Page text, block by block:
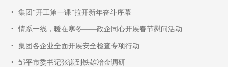
• 集团“开工第一课”拉开新年奋斗序幕
• 情系一线，暖在寒冬——政企同心开展春节慰问活动
• 集团各企业全面开展安全检查专项行动
• 邹平市委书记张谦到铁雄冶金调研